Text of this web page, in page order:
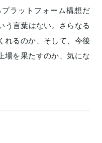
ラットフォーム構想だ
う言葉はない。さらなる
れるのか、そして、今後
場を果たすのか、気にな